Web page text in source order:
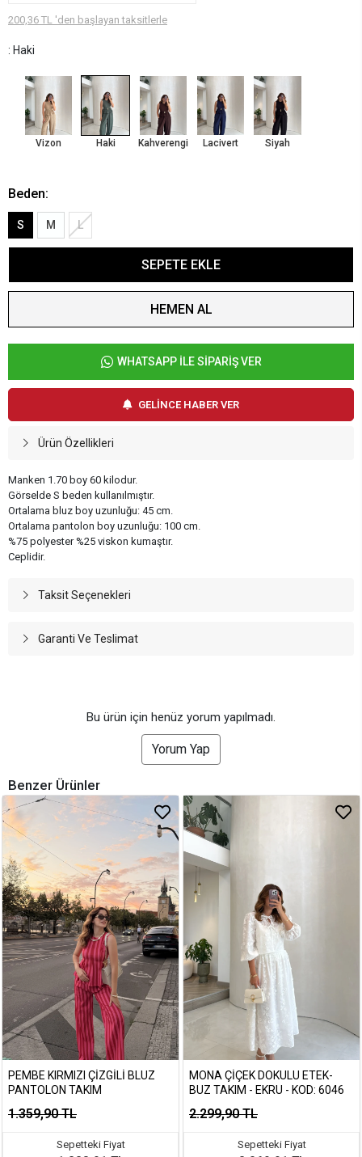
200,36 TL 'den başlayan taksitlerle
: Haki
Vizon Haki Kahverengi Lacivert Siyah
Beden:
S M L
SEPETE EKLE
HEMEN AL
WHATSAPP İLE SİPARİŞ VER
GELİNCE HABER VER
Ürün Özellikleri
Manken 1.70 boy 60 kilodur.
Görselde S beden kullanılmıştır.
Ortalama bluz boy uzunluğu: 45 cm.
Ortalama pantolon boy uzunluğu: 100 cm.
%75 polyester %25 viskon kumaştır.
Ceplidir.
Taksit Seçenekleri
Garanti Ve Teslimat
Bu ürün için henüz yorum yapılmadı.
Yorum Yap
Benzer Ürünler
PEMBE KIRMIZI ÇIZGILI BLUZ
PANTOLON TAKIM
1.359,90 TL
Sepetteki Fiyat
MONA ÇIÇEK DOKULU ETEK-
BUZ TAKIM - EKRU - KOD: 6046
2.299,90 TL
Sepetteki Fiyat